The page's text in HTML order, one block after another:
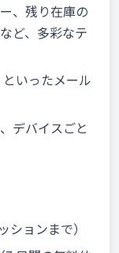
、残り在庫の
ど、多彩なテ
いったメール
デバイスごと
ョンまで）